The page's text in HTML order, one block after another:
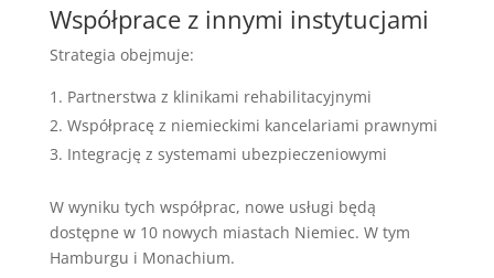
Współprace z innymi instytucjami
Strategia obejmuje:
Partnerstwa z klinikami rehabilitacyjnymi
Współpracę z niemieckimi kancelariami prawnymi
Integrację z systemami ubezpieczeniowymi
W wyniku tych współprac, nowe usługi będą
dostępne w 10 nowych miastach Niemiec. W tym
Hamburgu i Monachium.